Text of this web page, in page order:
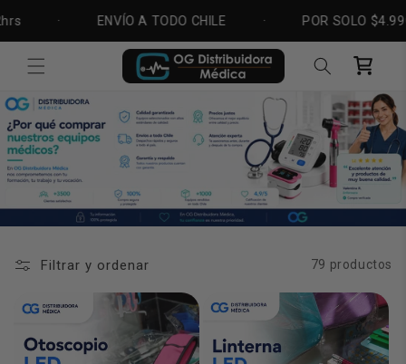
directamenteENVÍO A TODO CHILE POR SOLO $4.990
Carrito
Filtrar y ordenar 79 productos